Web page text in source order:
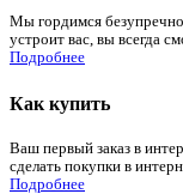
Мы гордимся
устроит вас, вы всегда
Подробнее
Как купить
Ваш первый заказ в
сделать покупки в
Подробнее